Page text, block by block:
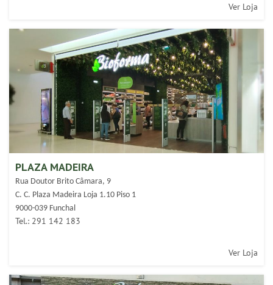
Ver Loja
PLAZA MADEIRA
Rua Doutor Brito Câmara, 9
C. C. Plaza Madeira Loja 1.10 Piso 1
9000-039 Funchal
Tel.: 291 142 183
Ver Loja